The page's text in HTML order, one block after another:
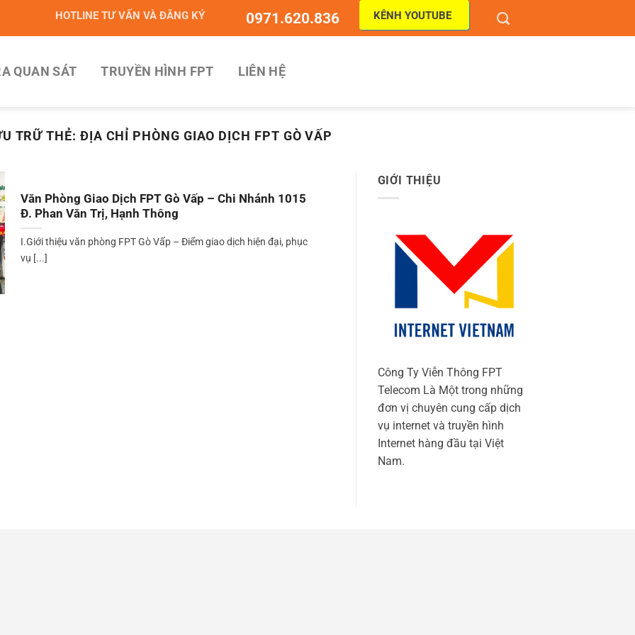
HOTLINE TƯ VẤN VÀ ĐĂNG KÝ 0971.620.836 KÊNH YOUTUBE
QUAN SÁT TRUYỀN HÌNH FPT LIÊN HỆ
TRỮ THẺ: ĐỊA CHỈ PHÒNG GIAO DỊCH FPT GÒ VẤP
Văn Phòng Giao Dịch FPT Gò Vấp – Chi Nhánh 1015
Đ. Phan Văn Trị, Hạnh Thông
I.Giới thiệu văn phòng FPT Gò Vấp – Điểm giao dịch hiện đại, phục
vụ [...]
GIỚI THIỆU
Công Ty Viễn Thông FPT
Telecom Là Một trong những
đơn vị chuyên cung cấp dịch
vụ internet và truyền hình
Internet hàng đầu tại Việt
Nam.